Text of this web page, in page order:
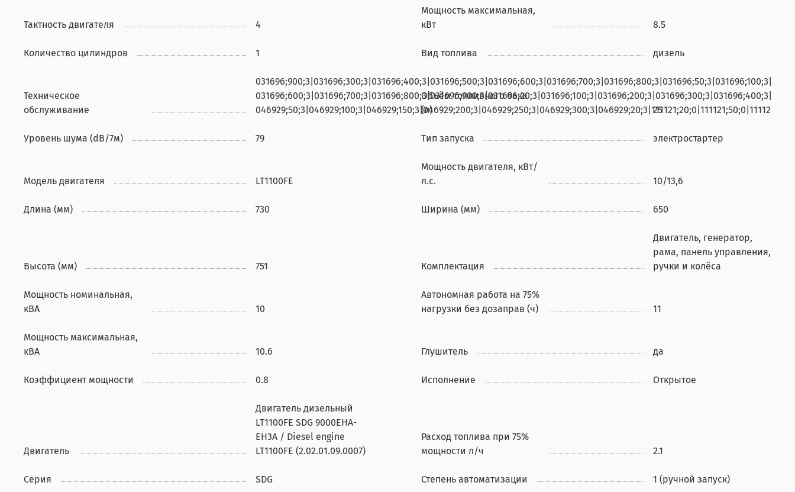
Тактность двигателя 4
Мощность максимальная,
кВт
8.5
Количество цилиндров 1 Вид топлива дизель
Техническое
обслуживание
Объём топливного бака
(л)
25
Уровень шума (dB/7м) 79 Тип запуска электростартер
Модель двигателя LT1100FE
Мощность двигателя, кВт/
л.с.
10/13,6
Длина (мм) 730 Ширина (мм) 650
Высота (мм) 751 Комплектация
Двигатель, генератор,
рама, панель управления,
ручки и колёса
Мощность номинальная,
кВА
10
Автономная работа на 75%
нагрузки без дозаправ (ч)
11
Мощность максимальная,
кВА
10.6 Глушитель да
Коэффициент мощности 0.8 Исполнение Открытое
Двигатель
Двигатель дизельный
LT1100FE SDG 9000EHA-
EH3A / Diesel engine
LT1100FE (2.02.01.09.0007)
Расход топлива при 75%
мощности л/ч
2.1
Серия SDG Степень автоматизации 1 (ручной запуск)